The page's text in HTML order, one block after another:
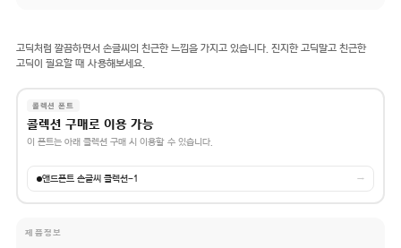
고딕처럼 깔끔하면서 손글씨의 친근한 느낌을 가지고 있습니다. 진지한 고딕말고 친근한
고딕이 필요할 때 사용해보세요.
콜렉션 폰트
콜렉션 구매로 이용 가능
이 폰트는 아래 콜렉션 구매 시 이용할 수 있습니다.
앤드폰트 손글씨 콜렉션-1 →
제품정보